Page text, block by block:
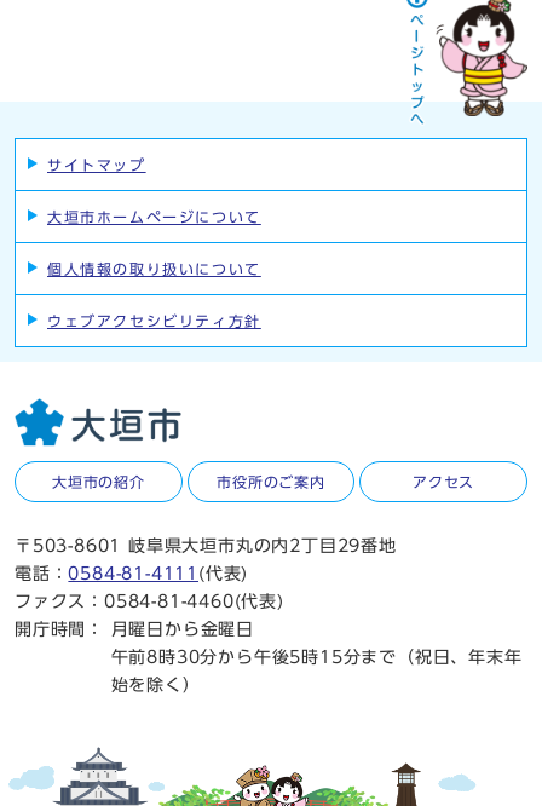
サイトマップ
大垣市ホームページについて
個人情報の取り扱いについて
ウェブアクセシビリティ方針
大垣市の紹介 市役所のご案内 アクセス
〒503-8601 岐阜県大垣市丸の内2丁目29番地
電話：0584-81-4111 (代表)
ファクス：0584-81-4460(代表)
開庁時間：
月曜日から金曜日
午前8時30分から午後5時15分まで（祝日、年末年
始を除く）